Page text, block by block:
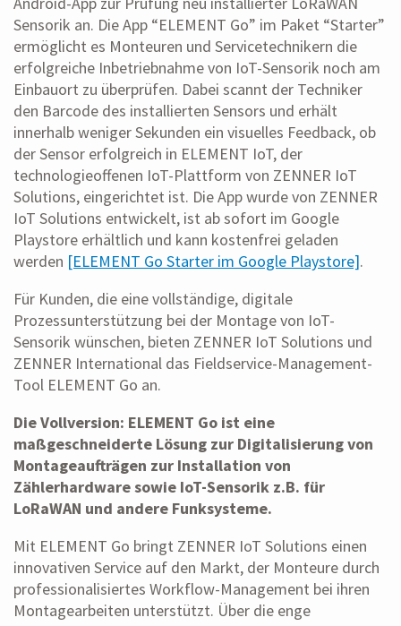
Sensorik an. Die App “ELEMENT Go” im Paket “Starter”
ermöglicht es Monteuren und Servicetechnikern die
erfolgreiche Inbetriebnahme von IoT-Sensorik noch am
Einbauort zu überprüfen. Dabei scannt der Techniker
den Barcode des installierten Sensors und erhält
innerhalb weniger Sekunden ein visuelles Feedback, ob
der Sensor erfolgreich in ELEMENT IoT, der
technologieoffenen IoT-Plattform von ZENNER IoT
Solutions, eingerichtet ist. Die App wurde von ZENNER
IoT Solutions entwickelt, ist ab sofort im Google
Playstore erhältlich und kann kostenfrei geladen
werden [ELEMENT Go Starter im Google Playstore].
Für Kunden, die eine vollständige, digitale
Prozessunterstützung bei der Montage von IoT-
Sensorik wünschen, bieten ZENNER IoT Solutions und
ZENNER International das Fieldservice-Management-
Tool ELEMENT Go an.
Die Vollversion: ELEMENT Go ist eine
maßgeschneiderte Lösung zur Digitalisierung von
Montageaufträgen zur Installation von
Zählerhardware sowie IoT-Sensorik z.B. für
LoRaWAN und andere Funksysteme.
Mit ELEMENT Go bringt ZENNER IoT Solutions einen
innovativen Service auf den Markt, der Monteure durch
professionalisiertes Workflow-Management bei ihren
Montagearbeiten unterstützt. Über die enge